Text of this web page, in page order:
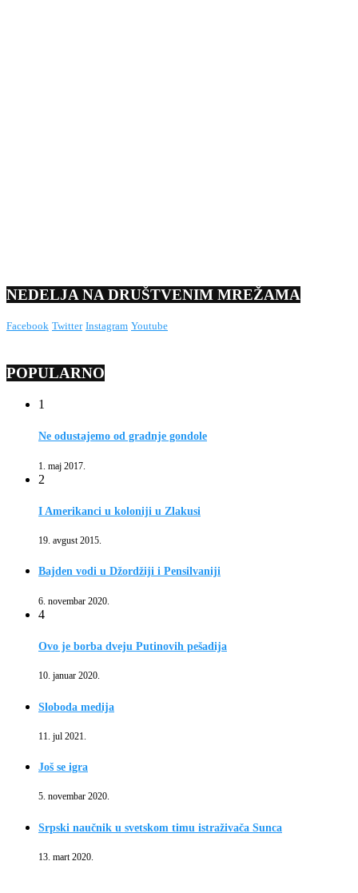
NEDELJA NA DRUŠTVENIM MREŽAMA
Facebook Twitter Instagram Youtube
POPULARNO
1
Ne odustajemo od gradnje gondole
1. maj 2017.
2
I Amerikanci u koloniji u Zlakusi
19. avgust 2015.
Bajden vodi u Džordžiji i Pensilvaniji
6. novembar 2020.
4
Ovo je borba dveju Putinovih pešadija
10. januar 2020.
Sloboda medija
11. jul 2021.
Još se igra
5. novembar 2020.
Srpski naučnik u svetskom timu istraživača Sunca
13. mart 2020.